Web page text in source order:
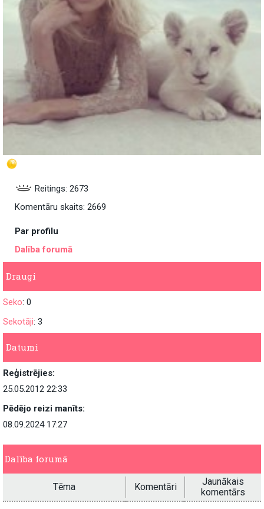
Reitings: 2673
Komentāru skaits: 2669
Par profilu
Dalība forumā
Draugi
Seko: 0
Sekotāji: 3
Datumi
Reģistrējies:
25.05.2012 22:33
Pēdējo reizi manīts:
08.09.2024 17:27
Dalība forumā
Tēma Komentāri
Jaunākais
komentārs